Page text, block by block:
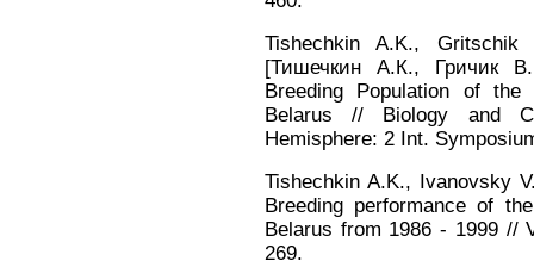
Tishechkin A.K.,
[Тишечкин А.К., Гричик
Breeding Population of
Belarus // Biology and
Hemisphere: 2 Int.
Tishechkin A.K., Ivanovsky
Breeding performance of
Belarus from 1986 - 1999 //
269.